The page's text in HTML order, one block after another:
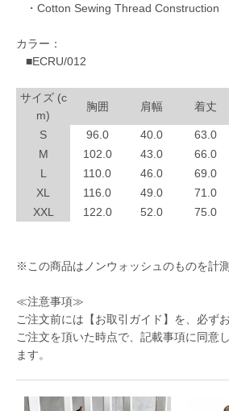
・Cotton Sewing Thread Construction
カラー：
■ECRU/012
サイズ (c
m)
胸囲 肩幅 着丈
S 96.0 40.0 63.0
M
102.0 43.0 66.0
L
110.0 46.0 69.0
XL
116.0 49.0 71.0
XXL
122.0 52.0 75.0
※この商品はノンウォッシュのものを計測
≪注意事項≫
ご注文前には 【お取引ガイド】 を、必ず
ご注文を頂いた時点で、記載事項に同意
ます。